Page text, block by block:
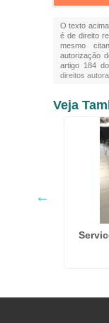
O texto
é de direito
mesmo
autorização
artigo 184
direitos
Veja